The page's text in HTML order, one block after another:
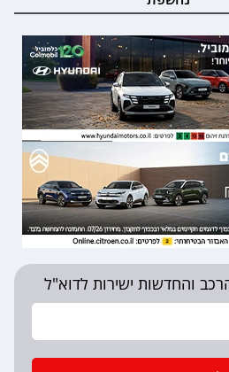
והחדשות ישירות לדוא"ל